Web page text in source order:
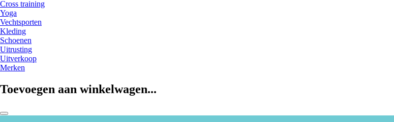
Cross training
Yoga
Vechtsporten
Kleding
Schoenen
Uitrusting
Uitverkoop
Merken
Toevoegen aan winkelwagen...